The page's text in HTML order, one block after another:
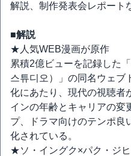
解説、制作発表会レポート
■解説
★人気WEB漫画が原作
累積2億ビューを記録した
스튜디오）」の同名ウェブ
化にあたり、現代の視聴者
インの年齢とキャリアの変
プ、ドラマ向けのテンポ良
化されている。
★ソ・イングク×パク・ジ